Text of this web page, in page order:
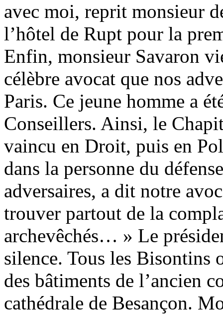
avec moi, reprit monsieur
l’hôtel de Rupt pour la
Enfin, monsieur Savaron
célèbre avocat que nos
Paris. Ce jeune homme a
Conseillers. Ainsi, le
vaincu en Droit, puis en
dans la personne du
adversaires, a dit notre
trouver partout de la
archevêchés… » Le
silence. Tous les
des bâtiments de l’ancien
cathédrale de Besançon.